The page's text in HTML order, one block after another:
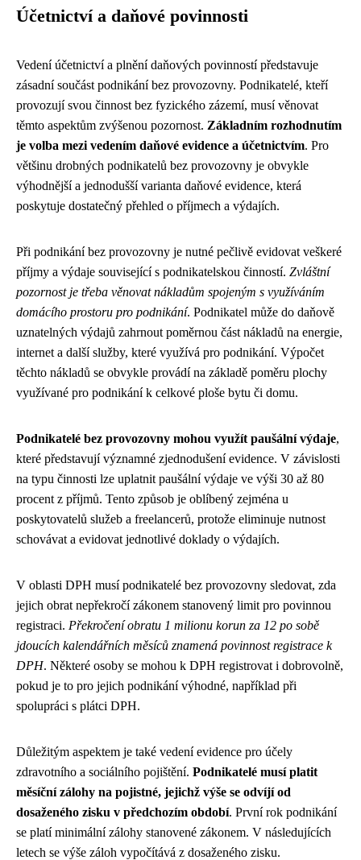
Účetnictví a daňové povinnosti
Vedení účetnictví a plnění daňových povinností představuje
zásadní součást podnikání bez provozovny. Podnikatelé, kteří
provozují svou činnost bez fyzického zázemí, musí věnovat
těmto aspektům zvýšenou pozornost. Základním rozhodnutím
je volba mezi vedením daňové evidence a účetnictvím. Pro
většinu drobných podnikatelů bez provozovny je obvykle
výhodnější a jednodušší varianta daňové evidence, která
poskytuje dostatečný přehled o příjmech a výdajích.
Při podnikání bez provozovny je nutné pečlivě evidovat veškeré
příjmy a výdaje související s podnikatelskou činností. Zvláštní
pozornost je třeba věnovat nákladům spojeným s využíváním
domácího prostoru pro podnikání. Podnikatel může do daňově
uznatelných výdajů zahrnout poměrnou část nákladů na energie,
internet a další služby, které využívá pro podnikání. Výpočet
těchto nákladů se obvykle provádí na základě poměru plochy
využívané pro podnikání k celkové ploše bytu či domu.
Podnikatelé bez provozovny mohou využít paušální výdaje,
které představují významné zjednodušení evidence. V závislosti
na typu činnosti lze uplatnit paušální výdaje ve výši 30 až 80
procent z příjmů. Tento způsob je oblíbený zejména u
poskytovatelů služeb a freelancerů, protože eliminuje nutnost
schovávat a evidovat jednotlivé doklady o výdajích.
V oblasti DPH musí podnikatelé bez provozovny sledovat, zda
jejich obrat nepřekročí zákonem stanovený limit pro povinnou
registraci. Překročení obratu 1 milionu korun za 12 po sobě
jdoucích kalendářních měsíců znamená povinnost registrace k
DPH. Některé osoby se mohou k DPH registrovat i dobrovolně,
pokud je to pro jejich podnikání výhodné, například při
spolupráci s plátci DPH.
Důležitým aspektem je také vedení evidence pro účely
zdravotního a sociálního pojištění. Podnikatelé musí platit
měsíční zálohy na pojistné, jejichž výše se odvíjí od
dosaženého zisku v předchozím období. První rok podnikání
se platí minimální zálohy stanovené zákonem. V následujících
letech se výše záloh vypočítává z dosaženého zisku.